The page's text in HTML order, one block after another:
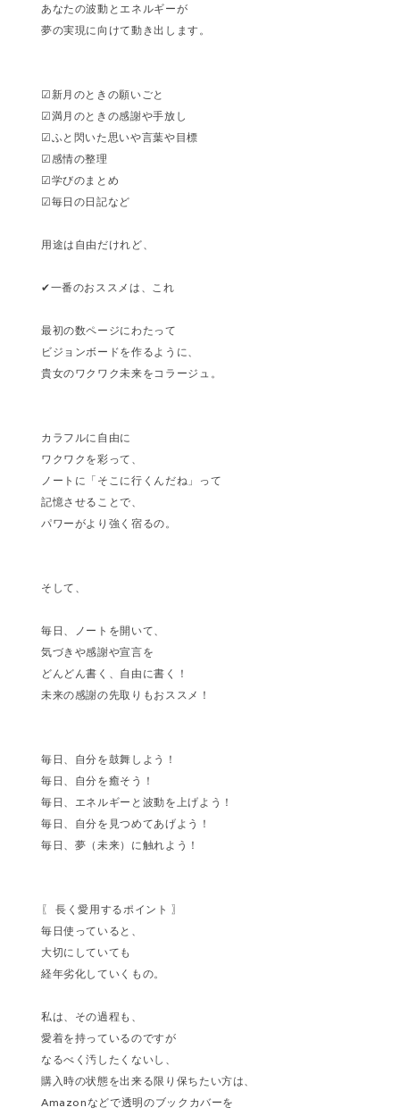
あなたの波動とエネルギーが
夢の実現に向けて動き出します。
☑新月のときの願いごと
☑満月のときの感謝や手放し
☑ふと閃いた思いや言葉や目標
☑感情の整理
☑学びのまとめ
☑毎日の日記など
用途は自由だけれど、
✔一番のおススメは、これ
最初の数ページにわたって
ビジョンボードを作るように、
貴女のワクワク未来をコラージュ。
カラフルに自由に
ワクワクを彩って、
ノートに「そこに行くんだね」って
記憶させることで、
パワーがより強く宿るの。
そして、
毎日、ノートを開いて、
気づきや感謝や宣言を
どんどん書く、自由に書く！
未来の感謝の先取りもおススメ！
毎日、自分を鼓舞しよう！
毎日、自分を癒そう！
毎日、エネルギーと波動を上げよう！
毎日、自分を見つめてあげよう！
毎日、夢（未来）に触れよう！
〖 長く愛用するポイント 〗
毎日使っていると、
大切にしていても
経年劣化していくもの。
私は、その過程も、
愛着を持っているのですが
なるべく汚したくないし、
購入時の状態を出来る限り保ちたい方は、
Amazonなどで透明のブックカバーを